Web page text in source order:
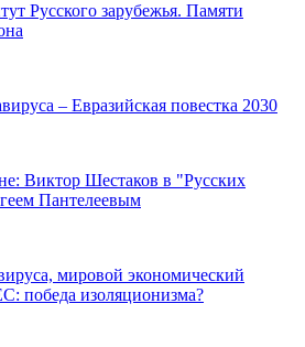
Русского зарубежья. Памяти
– Евразийская повестка 2030
Виктор Шестаков в "Русских
Пантелеевым
мировой экономический
победа изоляционизма?